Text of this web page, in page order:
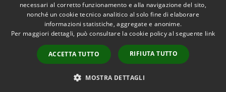
RSS
Accessibilità
Copyright © 2026 • Comune di
Dossena • Powered by
Municipium•
Accesso
redazione
necessari al corretto funzionamento e alla navigazione del sito,
nonché un cookie tecnico analitico al solo fine di elaborare
informazioni statistiche, aggregate e anonime.
Per maggiori dettagli, può consultare la cookie policy al seguente link
ACCETTA TUTTO RIFIUTA TUTTO
MOSTRA DETTAGLI